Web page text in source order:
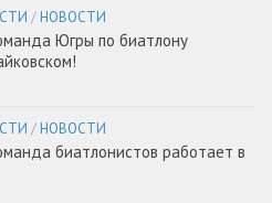
/ НОВОСТИ
Югры по биатлону
/ НОВОСТИ
биатлонистов работает в